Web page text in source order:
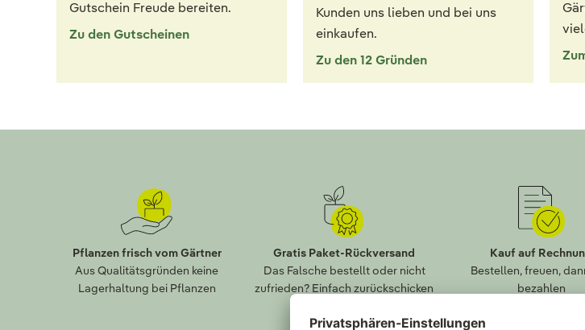
Gutschein Freude bereiten.
Zu den Gutscheinen
Kunden uns lieben und bei uns
einkaufen.
Zu den 12 Gründen
Pflanzen frisch vom Gärtner
Aus Qualitätsgründen keine
Lagerhaltung bei Pflanzen
Gratis Paket-Rückversand
Das Falsche bestellt oder nicht
zufrieden? Einfach zurückschicken
Kauf auf
Bestellen, freuen,
bezahlen